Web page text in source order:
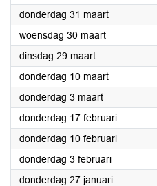
donderdag 31 maart2022
woensdag 30 maart2022
dinsdag 29 maart2022
donderdag 10 maart2022
donderdag 3 maart2022
donderdag 17 februari2022
donderdag 10 februari2022
donderdag 3 februari2022
donderdag 27 januari2022